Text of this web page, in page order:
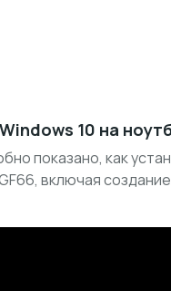
10 на
показано, как
включая